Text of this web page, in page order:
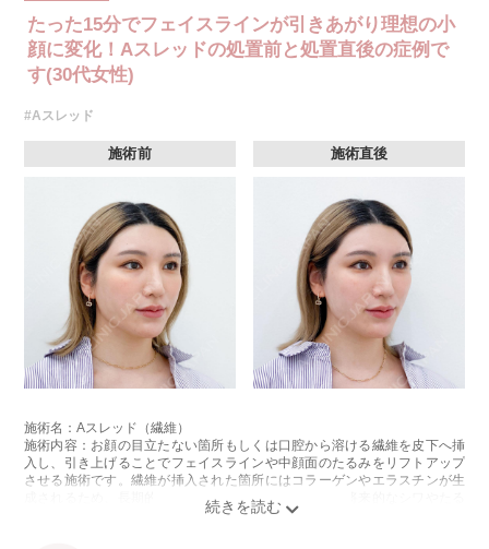
たった15分でフェイスラインが引きあがり理想の小
顔に変化！Aスレッドの処置前と処置直後の症例で
す(30代女性)
#Aスレッド
施術前 施術直後
施術名：Aスレッド（繊維）
施術内容：お顔の目立たない箇所もしくは口腔から溶ける繊維を皮下へ挿
入し、引き上げることでフェイスラインや中顔面のたるみをリフトアップ
させる施術です。繊維が挿入された箇所にはコラーゲンやエラスチンが生
成されるため、長期的な美肌効果、肌質の改善効果、将来的なシワやたる
みの予防効果が期待できます。